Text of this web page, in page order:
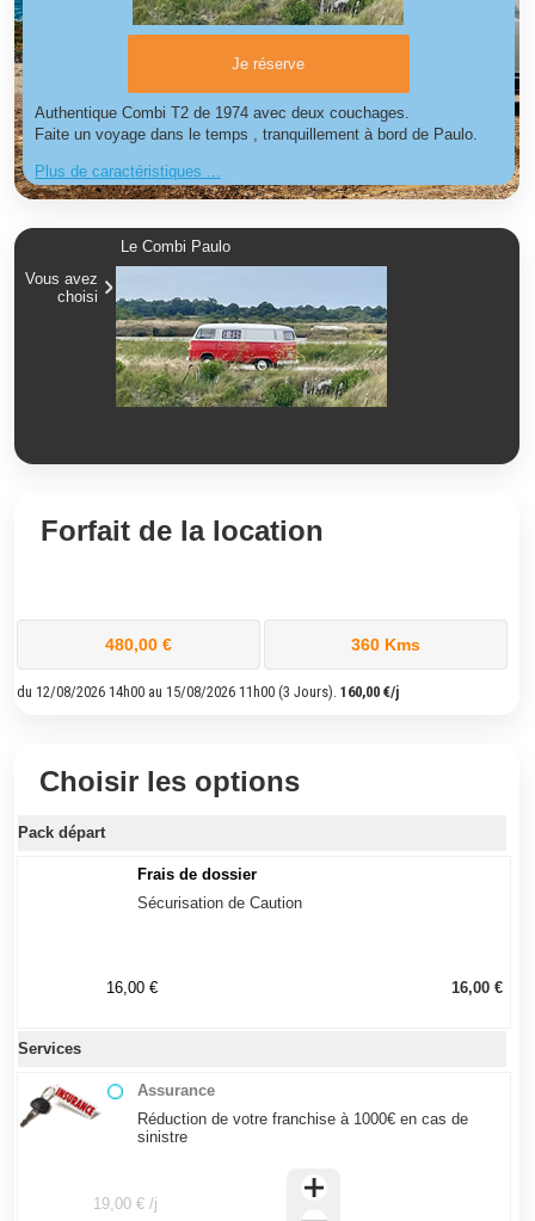
Je réserve
Authentique Combi T2 de 1974 avec deux couchages.
Faite un voyage dans le temps , tranquillement à bord de Paulo.
Plus de caractéristiques ...
Le Combi Paulo
Vous avez
choisi
Forfait de la location
480,00 € 360 Kms
du 12/08/2026 14h00 au 15/08/2026 11h00 (3 Jours). 160,00 €/j
Choisir les options
Pack départ
Frais de dossier
Sécurisation de Caution
16,00 €
16,00 €
Services
Assurance
Réduction de votre franchise à 1000€ en cas de
sinistre
19,00 € /j